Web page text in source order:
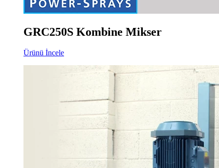
GRC250S Kombine Mikser
Ürünü İncele